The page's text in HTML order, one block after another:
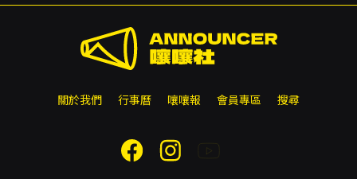
關於我們 行事曆 嚷嚷報 會員專區 搜尋